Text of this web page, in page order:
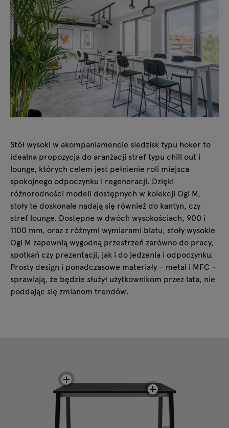
Stół wysoki w akompaniamencie siedzisk typu hoker to
idealna propozycja do aranżacji stref typu chill out i
lounge, których celem jest pełnienie roli miejsca
spokojnego odpoczynku i regeneracji. Dzięki
różnorodności modeli dostępnych w kolekcji Ogi M,
stoły te doskonale nadają się również do kantyn, czy
stref lounge. Dostępne w dwóch wysokościach, 900 i
1100 mm, oraz z różnymi wymiarami blatu, stoły wysokie
Ogi M zapewnią wygodną przestrzeń zarówno do pracy,
spotkań czy prezentacji, jak i do jedzenia i odpoczynku.
Prosty design i ponadczasowe materiały – metal i MFC –
sprawiają, że będzie służył użytkownikom przez lata, nie
poddając się zmianom trendów.